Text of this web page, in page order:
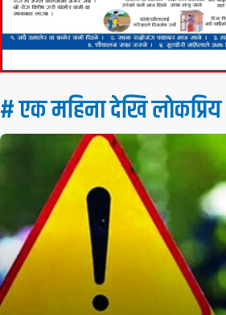
# एक महिना देखि लाेकप्रिय